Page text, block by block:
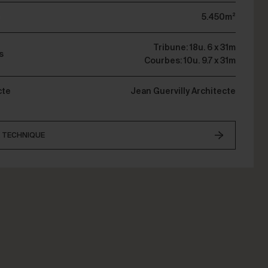
5.450m²
Tribune: 18u. 6 x 31m
Courbes: 10u. 9.7 x 31m
Jean Guervilly Architecte
TECHNIQUE